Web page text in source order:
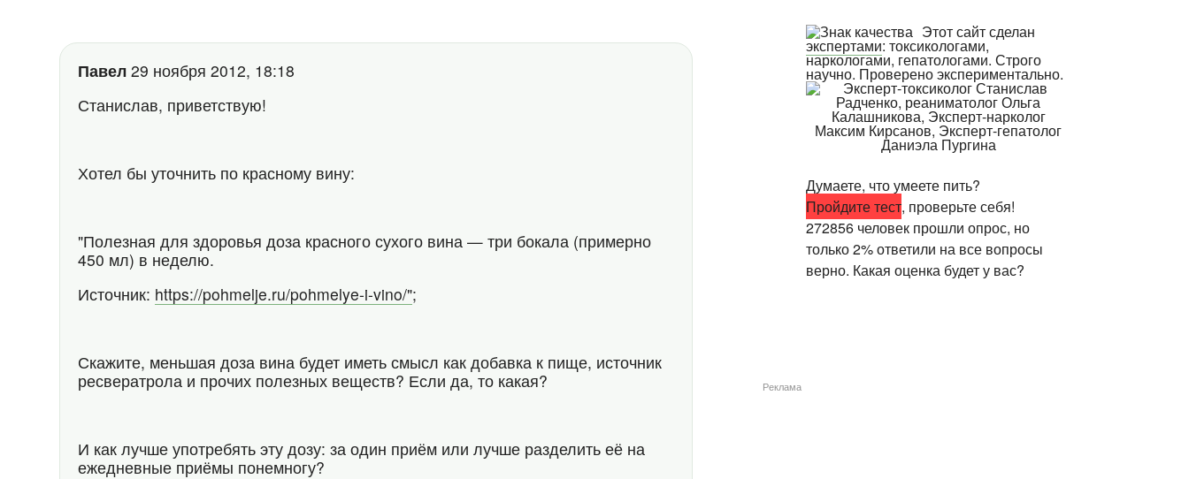
Павел 29 ноября 2012, 18:18
Станислав, приветствую!
Хотел бы уточнить по красному вину:
"Полезная для здоровья доза красного сухого вина — три бокала (примерно
450 мл) в неделю.
Источник: https://pohmelje.ru/pohmelye-i-vino/";
Скажите, меньшая доза вина будет иметь смысл как добавка к пище, источник
ресвератрола и прочих полезных веществ? Если да, то какая?
И как лучше употребять эту дозу: за один приём или лучше разделить её на
ежедневные приёмы понемногу?
Этот сайт сделан
экспертами: токсикологами,
наркологами, гепатологами. Строго
научно. Проверено экспериментально.
Думаете, что умеете пить?
Пройдите тест, проверьте себя!
272856 человек прошли опрос, но
только 2% ответили на все вопросы
верно. Какая оценка будет у вас?
Реклама